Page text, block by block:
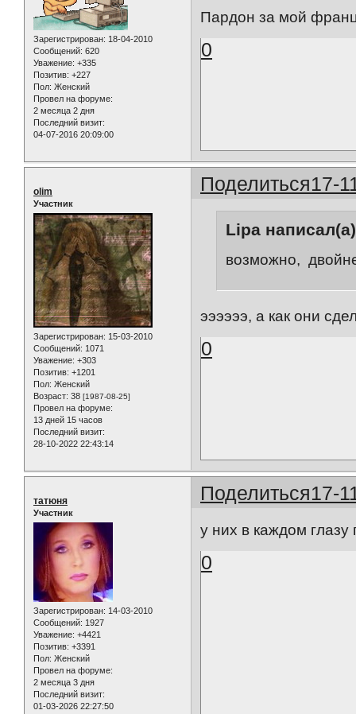
Зарегистрирован: 18-04-2010
Сообщений: 620
Уважение: +335
Позитив: +227
Пол: Женский
Провел на форуме:
2 месяца 2 дня
Последний визит:
04-07-2016 20:09:00
Пардон за мой
0
Поделиться17-
olim
Участник
Зарегистрирован: 15-03-2010
Сообщений: 1071
Уважение: +303
Позитив: +1201
Пол: Женский
Возраст: 38 [1987-08-25]
Провел на форуме:
13 дней 15 часов
Последний визит:
28-10-2022 22:43:14
Lipa
возможно,
ээээээ, а как они
0
Поделиться17-
татюня
Участник
Зарегистрирован: 14-03-2010
Сообщений: 1927
Уважение: +4421
Позитив: +3391
Пол: Женский
Провел на форуме:
2 месяца 3 дня
Последний визит:
01-03-2026 22:27:50
у них в каждом глазу
0